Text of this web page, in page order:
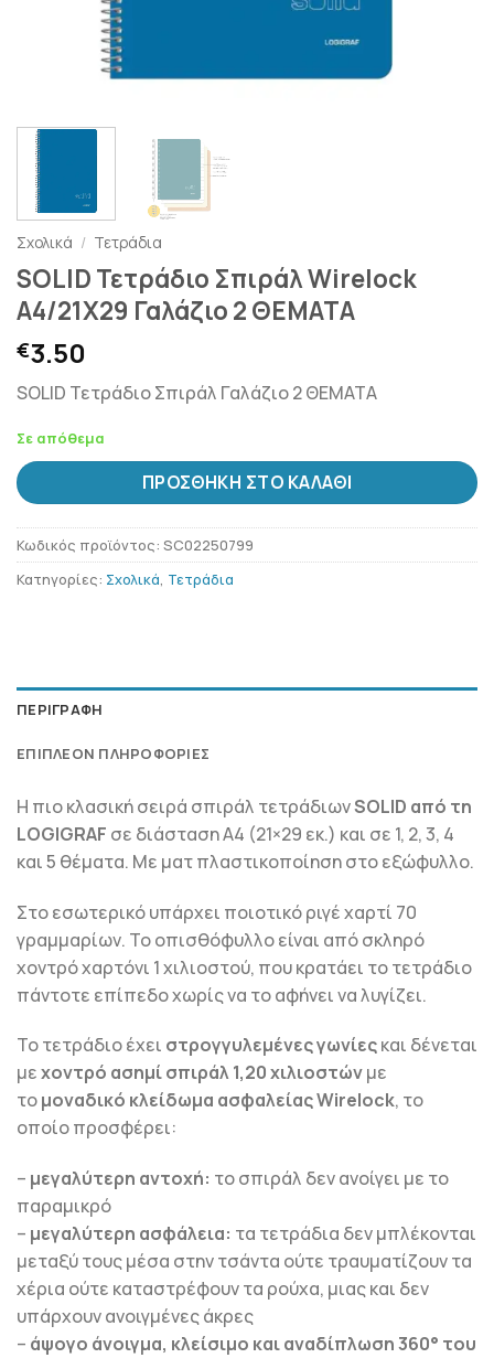
Σχολικά / Τετράδια
SOLID Τετράδιο Σπιράλ Wirelock
Α4/21Χ29 Γαλάζιο 2 ΘΕΜΑΤΑ
€3.50
SOLID Τετράδιο Σπιράλ Γαλάζιο 2 ΘΕΜΑΤΑ
Σε απόθεμα
ΠΡΟΣΘΉΚΗ ΣΤΟ ΚΑΛΆΘΙ
Κωδικός προϊόντος: SC02250799
Κατηγορίες: Σχολικά, Τετράδια
ΠΕΡΙΓΡΑΦΉ
ΕΠΙΠΛΈΟΝ ΠΛΗΡΟΦΟΡΊΕΣ
Η πιο κλασική σειρά σπιράλ τετράδιωνSOLID από τη
LOGIGRAF σε διάσταση Α4 (21×29 εκ.) και σε 1, 2, 3, 4
και 5 θέματα. Με ματ πλαστικοποίηση στο εξώφυλλο.
Στο εσωτερικό υπάρχει ποιοτικό ριγέ χαρτί 70
γραμμαρίων. Το οπισθόφυλλο είναι από σκληρό
χοντρό χαρτόνι 1 χιλιοστού, που κρατάει το τετράδιο
πάντοτε επίπεδο χωρίς να το αφήνει να λυγίζει.
Το τετράδιο έχει στρογγυλεμένες γωνίεςκαι δένεται
μεχοντρό ασημί σπιράλ 1,20 χιλιοστώνμε
τομοναδικό κλείδωμα ασφαλείας Wirelock, το
οποίο προσφέρει:
– μεγαλύτερη αντοχή: το σπιράλ δεν ανοίγει με το
παραμικρό
– μεγαλύτερη ασφάλεια: τα τετράδια δεν μπλέκονται
μεταξύ τους μέσα στην τσάντα ούτε τραυματίζουν τα
χέρια ούτε καταστρέφουν τα ρούχα, μιας και δεν
υπάρχουν ανοιγμένες άκρες
– άψογο άνοιγμα, κλείσιμο και αναδίπλωση 360° του